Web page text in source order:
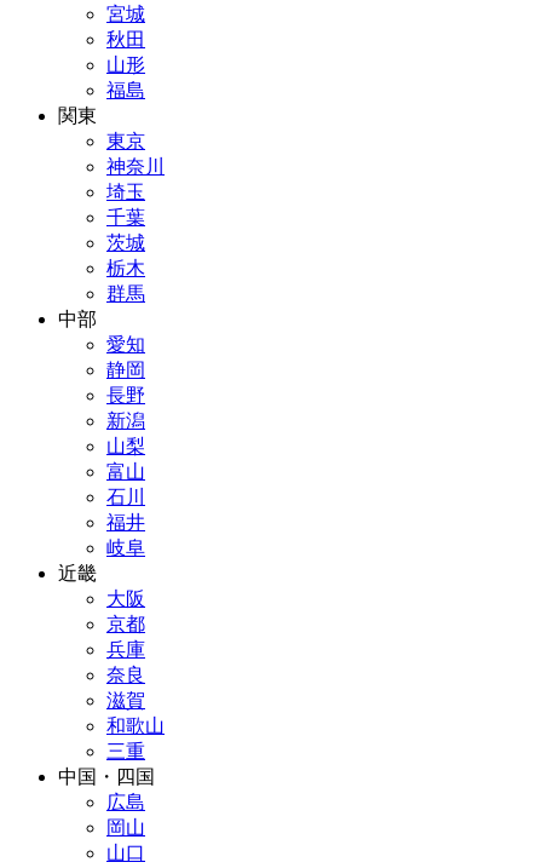
宮城
秋田
山形
福島
関東
東京
神奈川
埼玉
千葉
茨城
栃木
群馬
中部
愛知
静岡
長野
新潟
山梨
富山
石川
福井
岐阜
近畿
大阪
京都
兵庫
奈良
滋賀
和歌山
三重
中国・四国
広島
岡山
山口